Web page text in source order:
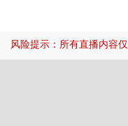
风险提示：所有直播内容